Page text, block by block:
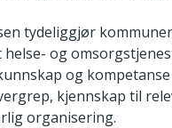
tydeliggjør
og
og
kjennskap til
organisering.